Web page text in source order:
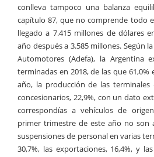
conlleva tampoco una balanza
capítulo 87, que no comprende todo
llegado a 7.415 millones de dólares
año después a 3.585 millones. Según
Automotores (Adefa), la Argentina
terminadas en 2018, de las que
año, la producción de las terminales
concesionarios, 22,9%, con un dato
correspondías a vehículos de
primer trimestre de este año no son
suspensiones de personal en varias
30,7%, las exportaciones, 16,4%, y